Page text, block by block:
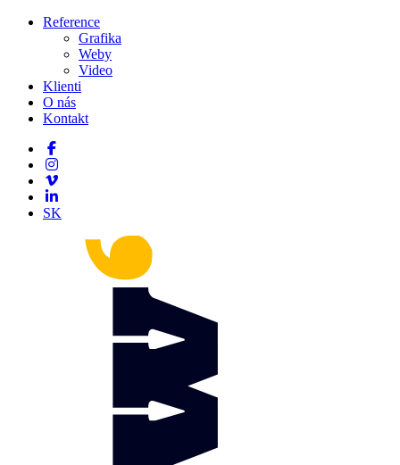
Reference
Grafika
Weby
Video
Klienti
O nás
Kontakt
SK